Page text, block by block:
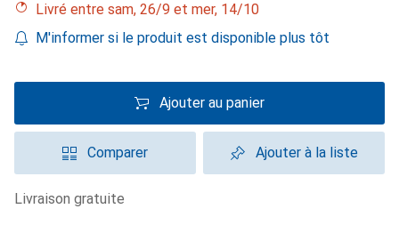
Livré entre sam, 26/9 et mer, 14/10
M'informer si le produit est disponible plus tôt
Ajouter au panier
Comparer Ajouter à la liste
livraison gratuite